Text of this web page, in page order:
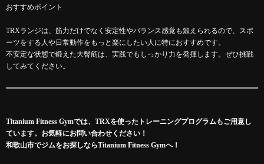
おすすめポイント
TRXランジは、筋力だけでなく安定性やバランス感覚も鍛えられるので、スポ
ーツをする人や日常動作をもっと楽にしたい人に特におすすめです。
不安定な状態で鍛えた大臀筋は、実践でもしっかり力を発揮します。ぜひ挑戦
してみてください。
Titanium Fitness Gymでは、TRXを使ったトレーニングプログラムもご用意し
ています。お気軽にお問い合わせください！
和歌山市でジムをお探しならTitanium Fitness Gymへ！